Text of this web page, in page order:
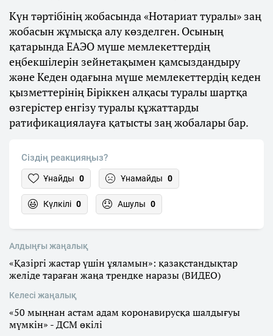
Күн тәртібінің жобасында «Нотариат туралы» заң
жобасын жұмысқа алу көзделген. Осының
қатарында ЕАЭО мүше мемлекеттердің
еңбекшілерін зейнетақымен қамсыздандыру
және Кеден одағына мүше мемлекеттердің кеден
қызметтерінің Біріккен алқасы туралы шартқа
өзгерістер енгізу туралы құжаттарды
ратификациялауға қатысты заң жобалары бар.
Сіздің реакцияңыз?
Ұнайды 0 Ұнамайды 0
Күлкілі 0 Ашулы 0
Алдыңғы жаңалық
«Қазіргі жастар үшін ұяламын»: қазақстандықтар
желіде тараған жаңа трендке наразы (ВИДЕО)
Келесі жаңалық
«50 мыңнан астам адам коронавирусқа шалдығуы
мүмкін» - ДСМ өкілі